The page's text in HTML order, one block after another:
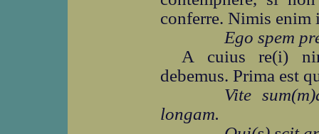
conferre. Nimis
Ego spem
A cuius re(i)
debemus. Prima est
Vite
longam.